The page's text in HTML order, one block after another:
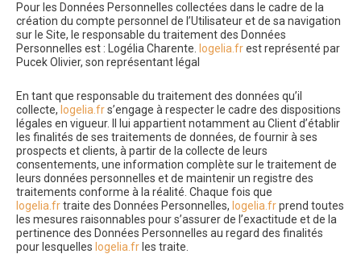
Pour les Données Personnelles collectées dans le cadre de la
création du compte personnel de l’Utilisateur et de sa navigation
sur le Site, le responsable du traitement des Données
Personnelles est : Logélia Charente.
logelia.frest représenté par
Pucek Olivier, son représentant légal
En tant que responsable du traitement des données qu’il
collecte, logelia.frs’engage à respecter le cadre des dispositions
légales en vigueur. Il lui appartient notamment au Client d’établir
les finalités de ses traitements de données, de fournir à ses
prospects et clients, à partir de la collecte de leurs
consentements, une information complète sur le traitement de
leurs données personnelles et de maintenir un registre des
traitements conforme à la réalité. Chaque fois que
logelia.frtraite des Données Personnelles, logelia.frprend toutes
les mesures raisonnables pour s’assurer de l’exactitude et de la
pertinence des Données Personnelles au regard des finalités
pour lesquelles logelia.fr les traite.